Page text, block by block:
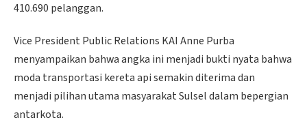
410.690 pelanggan.
Vice President Public Relations KAI Anne Purba
menyampaikan bahwa angka ini menjadi bukti nyata bahwa
moda transportasi kereta api semakin diterima dan
menjadi pilihan utama masyarakat Sulsel dalam bepergian
antarkota.